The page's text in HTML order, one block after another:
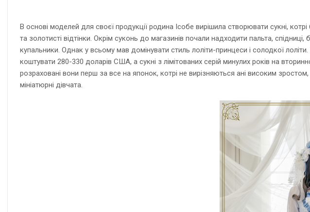
В основі моделей для своєї продукції родина Ісобе вирішила створювати сукні,
та золотисті відтінки. Окрім суконь до магазинів почали надходити пальта,
купальники. Однак у всьому мав домінувати стиль лоліти-принцеси і солодкої
коштувати 280-330 доларів США, а сукні з лімітованих серій минулих років на
розраховані вони перш за все на японок, котрі не вирізняються ані високим
мініатюрні дівчата.